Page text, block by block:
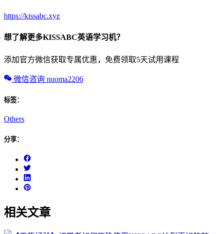
https://kissabc.xyz
想了解更多KISSABC英语学习机？
添加官方微信获取专属优惠，免费领取5天试用课程
微信咨询 nuoma2206
标签：
Others
分享：
相关文章